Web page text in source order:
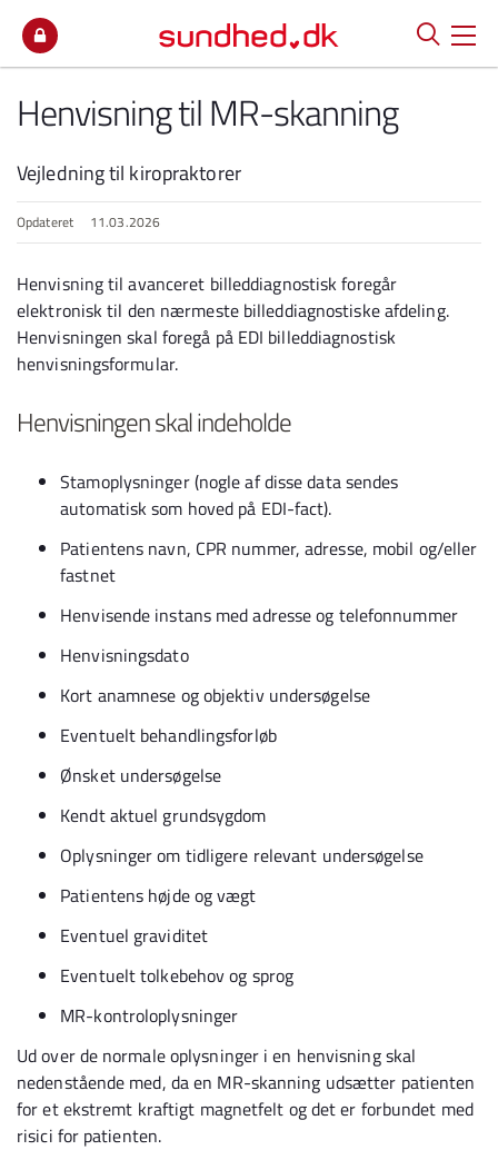
Henvisning til MR-skanning
Vejledning til kiropraktorer
Opdateret 11.03.2026
Henvisning til avanceret billeddiagnostisk foregår
elektronisk til den nærmeste billeddiagnostiske afdeling.
Henvisningen skal foregå på EDI billeddiagnostisk
henvisningsformular.
Henvisningen skal indeholde
Stamoplysninger (nogle af disse data sendes
automatisk som hoved på EDI-fact).
Patientens navn, CPR nummer, adresse, mobil og/eller
fastnet
Henvisende instans med adresse og telefonnummer
Henvisningsdato
Kort anamnese og objektiv undersøgelse
Eventuelt behandlingsforløb
Ønsket undersøgelse
Kendt aktuel grundsygdom
Oplysninger om tidligere relevant undersøgelse
Patientens højde og vægt
Eventuel graviditet
Eventuelt tolkebehov og sprog
MR-kontroloplysninger
Ud over de normale oplysninger i en henvisning skal
nedenstående med, da en MR-skanning udsætter patienten
for et ekstremt kraftigt magnetfelt og det er forbundet med
risici for patienten.